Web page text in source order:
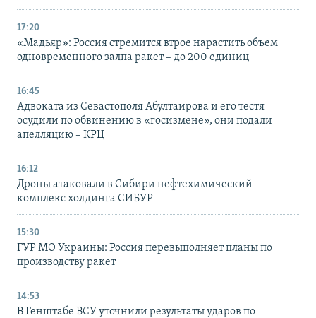
17:20
«Мадьяр»: Россия стремится втрое нарастить объем
одновременного залпа ракет – до 200 единиц
16:45
Адвоката из Севастополя Абултаирова и его тестя
осудили по обвинению в «госизмене», они подали
апелляцию – КРЦ
16:12
Дроны атаковали в Сибири нефтехимический
комплекс холдинга СИБУР
15:30
ГУР МО Украины: Россия перевыполняет планы по
производству ракет
14:53
В Генштабе ВСУ уточнили результаты ударов по